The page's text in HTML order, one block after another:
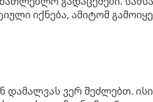
იქნება, ამიტომ
დამალვას ვერ შეძლებთ.